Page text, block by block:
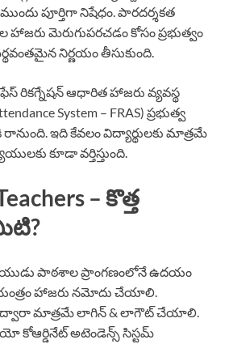
పూర్తిగా నిషేధం. పారదర్శకత
మెరుగుపరచడం కోసం ప్రభుత్వం
నిర్ణయం తీసుకుంది.
ఫేస్ రికగ్నేషన్ ఆధారిత హాజరు వ్యవస్థ
System – FRAS) ప్రభుత్వ
ఇది కేవలం విద్యార్థులకు మాత్రమే
కూడా వర్తిస్తుంది.
– కొత్త
పాఠశాల ప్రాంగణంలోనే ఉదయం
హాజరు నమోదు చేయాలి.
ద్వారా మాత్రమే లాగిన్ & లాగౌట్ చేయాలి.
కోఆర్డినేట్ అటెండెన్స్ సిస్టమ్